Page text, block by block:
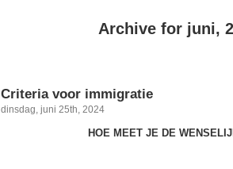
Archive for juni,
Criteria voor immigratie
dinsdag, juni 25th, 2024
HOE MEET JE DE